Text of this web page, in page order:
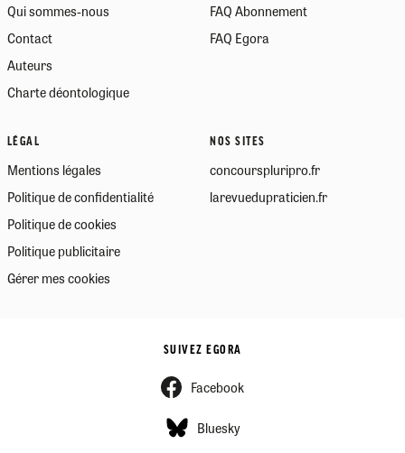
Qui sommes-nous
Contact
Auteurs
Charte déontologique
FAQ Abonnement
FAQ Egora
LÉGAL
Mentions légales
Politique de confidentialité
Politique de cookies
Politique publicitaire
Gérer mes cookies
NOS SITES
concourspluripro.fr
larevuedupraticien.fr
SUIVEZ EGORA
Facebook
Bluesky